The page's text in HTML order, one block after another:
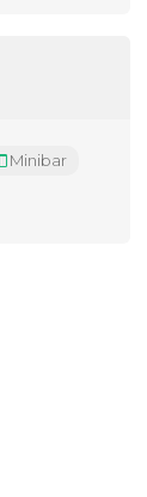
Minibar